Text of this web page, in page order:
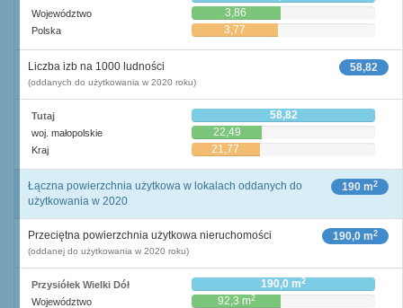
Województwo 3,86
Polska 3,77
58,82
Liczba izb na 1000 ludności
(oddanych do użytkowania w 2020 roku)
Tutaj 58,82
woj. małopolskie 22,49
Kraj 21,77
190 m2
Łączna powierzchnia użytkowa w lokalach oddanych do
użytkowania w 2020
190,0 m2
Przeciętna powierzchnia użytkowa nieruchomości
(oddanej do użytkowania w 2020 roku)
Przysiółek Wielki Dół 190,0 m2
Województwo 92,3 m2